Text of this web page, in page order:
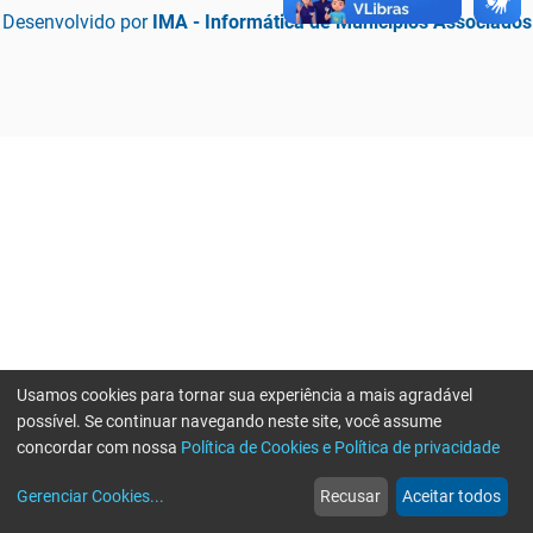
Desenvolvido por IMA - Informática de Municípios Associados
web
Notícias
more_horiz
Mais
Usamos cookies para tornar sua experiência a mais agradável
possível. Se continuar navegando neste site, você assume
concordar com nossa Política de Cookies e Política de privacidade
Gerenciar Cookies... Recusar Aceitar todos
Erro ao enviar informações, por favor tente novamente